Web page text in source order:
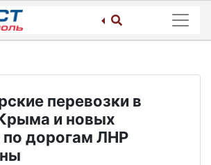
перевозки в
и новых
по дорогам ЛНР